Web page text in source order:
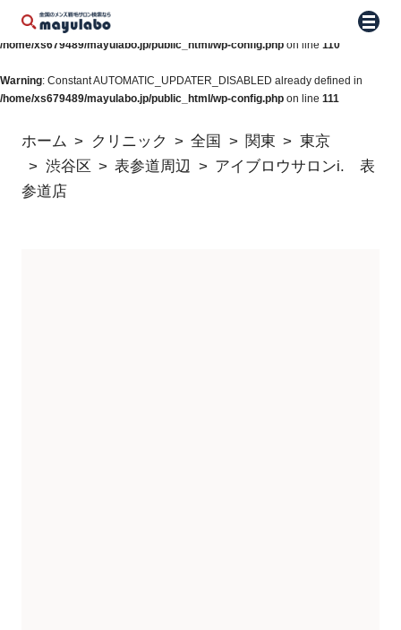
Warning: Constant WP_AUTO_UPDATE_CORE already defined in
/home/xs679489/mayulabo.jp/public_html/wp-config.php on line 110
Warning: Constant AUTOMATIC_UPDATER_DISABLED already defined in
/home/xs679489/mayulabo.jp/public_html/wp-config.php on line 111
メニ
ホーム クリニック 全国 関東
東京
渋谷区
表参道周辺
アイブロウサロンi. 表
参道店